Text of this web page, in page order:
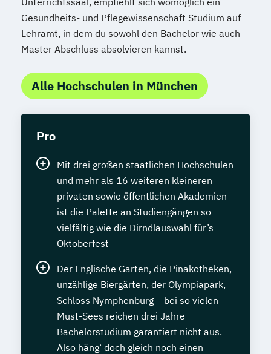
Gesundheits- und Pflegewissenschaft Studium auf
Lehramt, in dem du sowohl den Bachelor wie auch
Master Abschluss absolvieren kannst.
Alle Hochschulen in München
Pro
Mit drei großen staatlichen Hochschulen
und mehr als 16 weiteren kleineren
privaten sowie öffentlichen Akademien
ist die Palette an Studiengängen so
vielfältig wie die Dirndlauswahl für’s
Oktoberfest
Der Englische Garten, die Pinakotheken,
unzählige Biergärten, der Olympiapark,
Schloss Nymphenburg – bei so vielen
Must-Sees reichen drei Jahre
Bachelorstudium garantiert nicht aus.
Also häng‘ doch gleich noch einen